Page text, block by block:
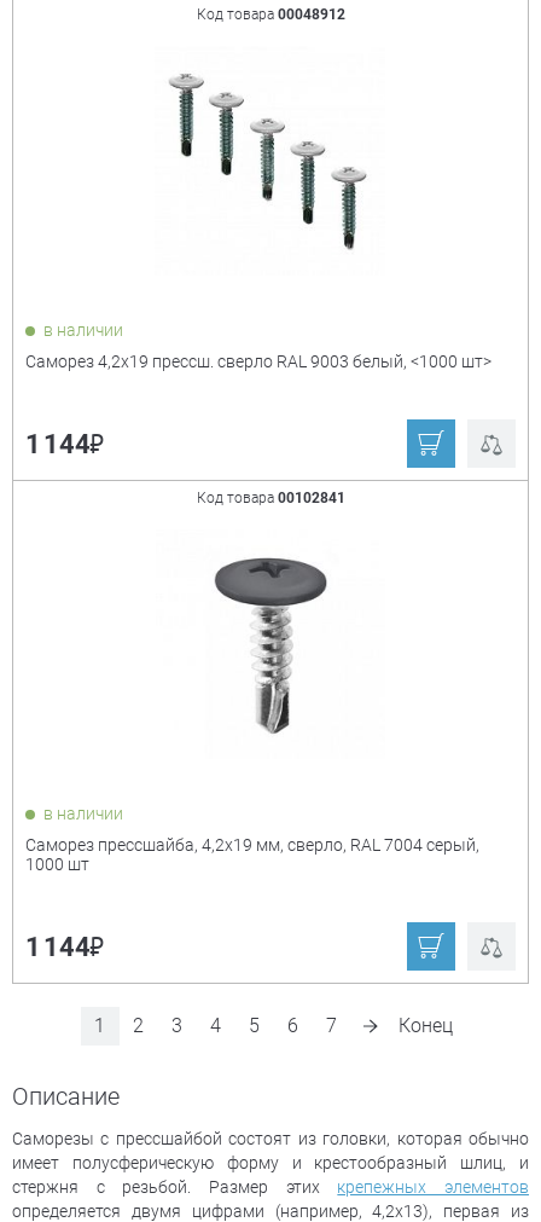
Код товара 00048912
в наличии
Саморез 4,2х19 прессш. сверло RAL 9003 белый, <1000 шт>
1 144₽
Код товара 00102841
в наличии
Саморез прессшайба, 4,2х19 мм, сверло, RAL 7004 серый,
1000 шт
1 144₽
1 2 3 4 5 6 7 Конец
Описание
Саморезы с прессшайбой состоят из головки, которая обычно
имеет полусферическую форму и крестообразный шлиц, и
стержня с резьбой. Размер этих крепежных элементов
определяется двумя цифрами (например, 4,2х13), первая из